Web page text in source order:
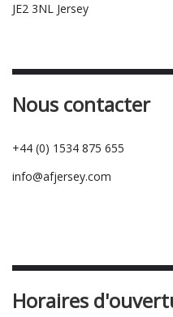
JE2 3NL Jersey
Nous contacter
+44 (0) 1534 875 655
info@afjersey.com
Horaires